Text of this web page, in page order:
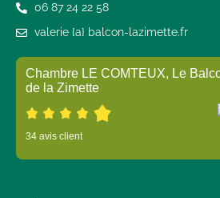
06 87 24 22 58
valerie {a} balcon-lazimette.fr